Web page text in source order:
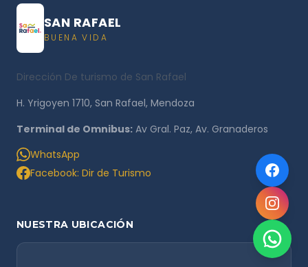
SAN RAFAEL
BUENA VIDA
Dirección De turismo de San Rafael
H. Yrigoyen 1710, San Rafael, Mendoza
Terminal de Omnibus: Av Gral. Paz, Av. Granaderos
WhatsApp
Facebook: Dir de Turismo
NUESTRA UBICACIÓN